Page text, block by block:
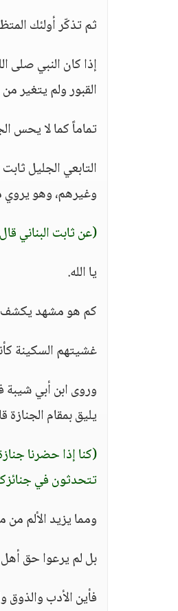
ثم تذكّر أولئك
إذا كان النبي
القبور ولم يتغير
تماماً كما لا يحس
التابعي الجليل
وغيرهم، وهو يروي
(عن ثابت البناني
يا الله.
كم هو مشهد يكشف
غشيتهم السكينة
وروى ابن أبي
يليق بمقام الجنازة
(كنا إذا حضرنا
تتحدثون في
ومما يزيد الألم من
بل لم يرعوا حق
فأين الأدب والذوق